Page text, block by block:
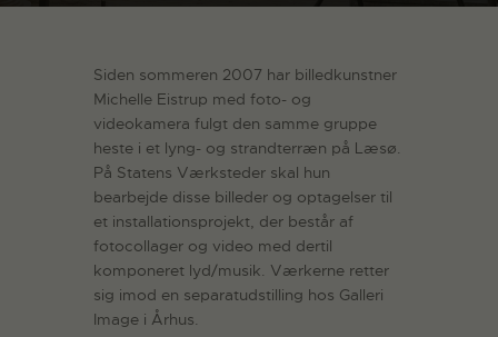
Siden sommeren 2007 har billedkunstner
Michelle Eistrup med foto- og
videokamera fulgt den samme gruppe
heste i et lyng- og strandterræn på Læsø.
På Statens Værksteder skal hun
bearbejde disse billeder og optagelser til
et installationsprojekt, der består af
fotocollager og video med dertil
komponeret lyd/musik. Værkerne retter
sig imod en separatudstilling hos Galleri
Image i Århus.